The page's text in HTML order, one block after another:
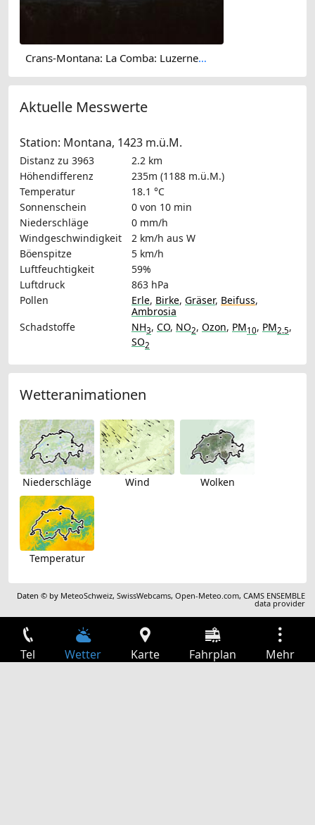
Crans-Montana: La Comba: Luzerner Höhenklinik Montana
Aktuelle Messwerte
Station: Montana, 1423 m.ü.M.
Distanz zu 3963
2.2 km
Höhendifferenz
235m (1188 m.ü.M.)
Temperatur
18.1 °C
Sonnenschein
0 von 10 min
Niederschläge
0 mm/h
Windgeschwindigkeit
2 km/h aus W
Böenspitze
5 km/h
Luftfeuchtigkeit
59%
Luftdruck
863 hPa
Pollen
Erle, Birke, Gräser, Beifuss,
Ambrosia
Schadstoffe
NH3, CO, NO2, Ozon, PM10, PM2.5,
SO2
Wetteranimationen
Niederschläge Wind Wolken
Temperatur
Daten © by MeteoSchweiz,SwissWebcams,Open-Meteo.com,CAMS ENSEMBLE
data provider
Tel Wetter Karte Fahrplan Mehr